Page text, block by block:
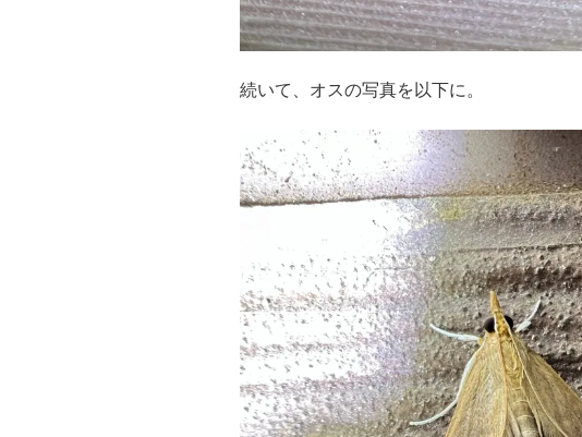
続いて、オスの写真を以下に。